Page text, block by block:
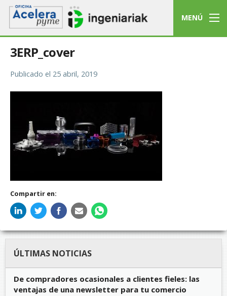
MENÚ
3ERP_cover
Publicado el 25 abril, 2019
Compartir en:
ÚLTIMAS NOTICIAS
De compradores ocasionales a clientes fieles: las
ventajas de una newsletter para tu comercio